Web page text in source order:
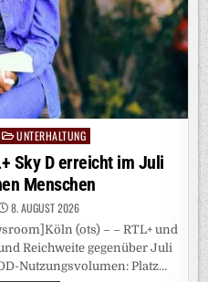
UNTERHALTUNG
Sky D erreicht im Juli
Menschen
8. AUGUST 2026
(ots) – – RTL+ und
Reichweite gegenüber Juli
Nutzungsvolumen: Platz…